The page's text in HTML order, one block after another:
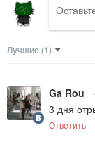
Лучшие (1)
Ga Rou
3 дня
Ответить